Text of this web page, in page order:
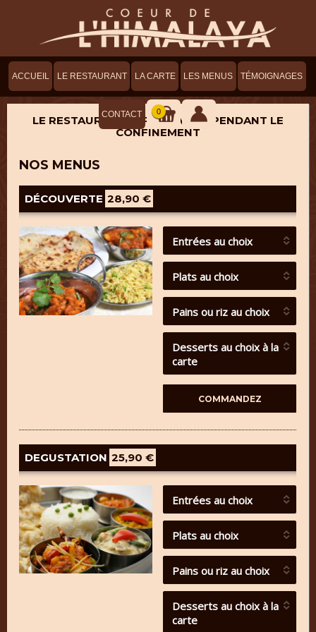
ACCUEIL LE RESTAURANT LA CARTE LES MENUS TÉMOIGNAGES
CONTACT 0
LE RESTAURANT SERA OUVERT PENDANT LE
CONFINEMENT
NOS MENUS
DÉCOUVERTE 28,90 €
Entrées au choix
Plats au choix
Pains ou riz au choix
Desserts au choix à la
carte
DEGUSTATION 25,90 €
Entrées au choix
Plats au choix
Pains ou riz au choix
Desserts au choix à la
carte